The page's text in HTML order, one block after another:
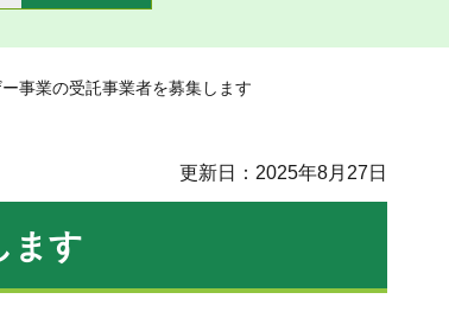
事業の受託事業者を募集します
更新日：2025年8月27日
ます